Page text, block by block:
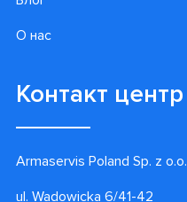
О нас
Контакт центр
Armaservis Poland Sp. z o.o.
ul. Wadowicka 6/41-42